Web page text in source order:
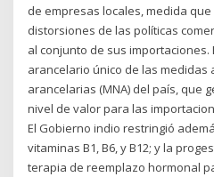
de empresas locales, medida que
distorsiones de las políticas
al conjunto de sus
arancelario único de las medidas
arancelarias (MNA) del país, que
nivel de valor para las
El Gobierno indio restringió
vitaminas B1, B6, y B12; y la
terapia de reemplazo hormonal